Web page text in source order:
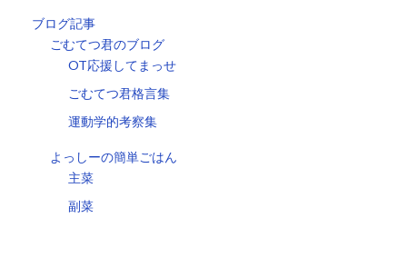
ブログ記事
ごむてつ君のブログ
OT応援してまっせ
ごむてつ君格言集
運動学的考察集
よっしーの簡単ごはん
主菜
副菜